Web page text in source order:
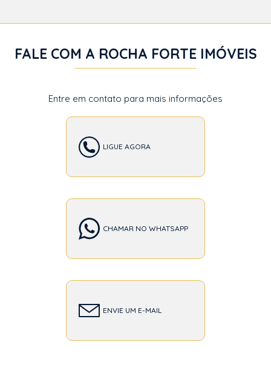
FALE COM A ROCHA FORTE IMÓVEIS
Entre em contato para mais informações
LIGUE AGORA
CHAMAR NO WHATSAPP
ENVIE UM E-MAIL